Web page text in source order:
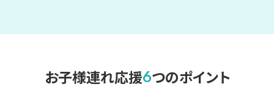
お子様連れ応援6つのポイント